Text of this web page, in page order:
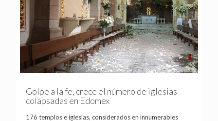
Golpe a la fe, crece el número de iglesias
colapsadas en Edomex
176 templos e iglesias, considerados en innumerables